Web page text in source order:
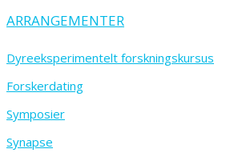
ARRANGEMENTER
Dyreeksperimentelt forskningskursus
Forskerdating
Symposier
Synapse